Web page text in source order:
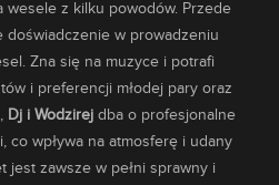
z kilku powodów. Przede
doświadczenie w prowadzeniu
Zna się na muzyce i potrafi
i preferencji młodej pary oraz
Dj i Wodzirej dba o profesjonalne
co wpływa na atmosferę i udany
jest zawsze w pełni sprawny i